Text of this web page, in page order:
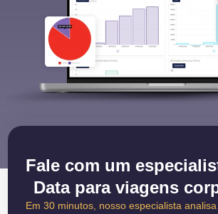
Fale com um
Data para viagens
Em 30 minutos, nosso especialista